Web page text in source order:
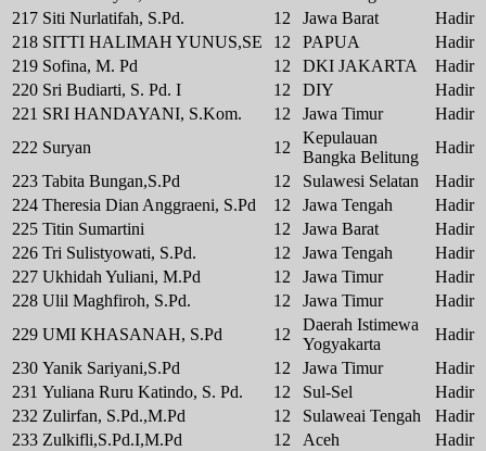
217 Siti Nurlatifah, S.Pd. 12 Jawa Barat
Hadir
218 SITTI HALIMAH YUNUS,SE 12 PAPUA
Hadir
219 Sofina, M. Pd 12 DKI JAKARTA
Hadir
220 Sri Budiarti, S. Pd. I 12 DIY
Hadir
221 SRI HANDAYANI, S.Kom. 12 Jawa Timur
Hadir
222 Suryan 12
Kepulauan
Bangka Belitung
Hadir
223 Tabita Bungan,S.Pd 12 Sulawesi Selatan
Hadir
224 Theresia Dian Anggraeni, S.Pd 12 Jawa Tengah
Hadir
225 Titin Sumartini 12 Jawa Barat
Hadir
226 Tri Sulistyowati, S.Pd. 12 Jawa Tengah
Hadir
227 Ukhidah Yuliani, M.Pd 12 Jawa Timur
Hadir
228 Ulil Maghfiroh, S.Pd. 12 Jawa Timur
Hadir
229 UMI KHASANAH, S.Pd 12
Daerah Istimewa
Yogyakarta
Hadir
230 Yanik Sariyani,S.Pd 12 Jawa Timur
Hadir
231 Yuliana Ruru Katindo, S. Pd. 12 Sul-Sel
Hadir
232 Zulirfan, S.Pd.,M.Pd 12 Sulaweai Tengah
Hadir
233 Zulkifli,S.Pd.I,M.Pd 12 Aceh Hadir